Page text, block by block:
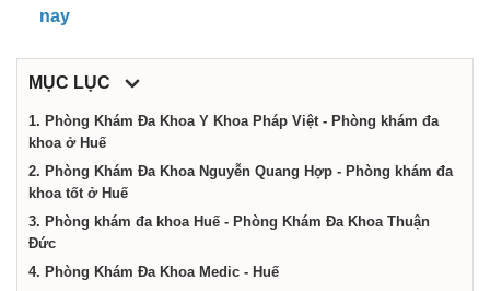
dịch
vụ
nay
MỤC LỤC
1. Phòng Khám Đa Khoa Y Khoa Pháp Việt - Phòng khám đa
khoa ở Huế
2. Phòng Khám Đa Khoa Nguyễn Quang Hợp - Phòng khám đa
khoa tốt ở Huế
3. Phòng khám đa khoa Huế - Phòng Khám Đa Khoa Thuận
Đức
4. Phòng Khám Đa Khoa Medic - Huế